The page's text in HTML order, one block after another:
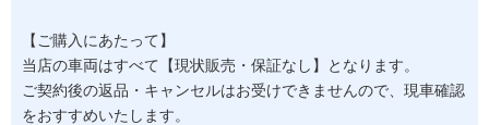
【ご購入にあたって】
当店の車両はすべて【現状販売・保証なし】となります。
ご契約後の返品・キャンセルはお受けできませんので、現車確認
をおすすめいたします。